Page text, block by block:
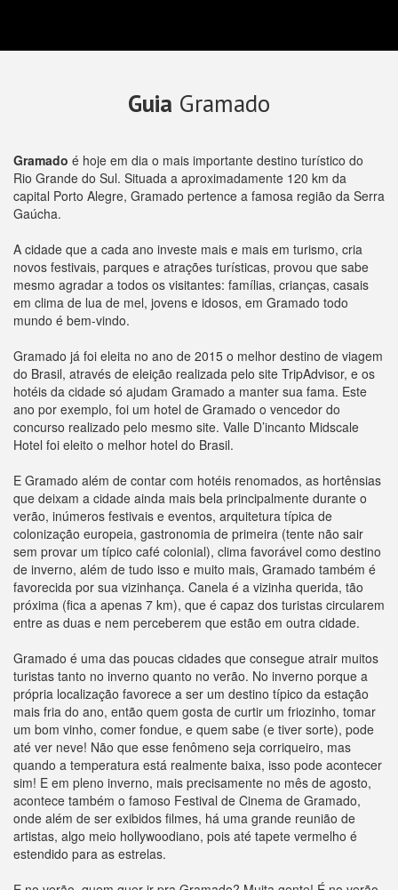
Guia Gramado
Gramado é hoje em dia o mais importante destino turístico do
Rio Grande do Sul. Situada a aproximadamente 120 km da
capital Porto Alegre, Gramado pertence a famosa região da Serra
Gaúcha.
A cidade que a cada ano investe mais e mais em turismo, cria
novos festivais, parques e atrações turísticas, provou que sabe
mesmo agradar a todos os visitantes: famílias, crianças, casais
em clima de lua de mel, jovens e idosos, em Gramado todo
mundo é bem-vindo.
Gramado já foi eleita no ano de 2015 o melhor destino de viagem
do Brasil, através de eleição realizada pelo site TripAdvisor, e os
hotéis da cidade só ajudam Gramado a manter sua fama. Este
ano por exemplo, foi um hotel de Gramado o vencedor do
concurso realizado pelo mesmo site. Valle D’incanto Midscale
Hotel foi eleito o melhor hotel do Brasil.
E Gramado além de contar com hotéis renomados, as hortênsias
que deixam a cidade ainda mais bela principalmente durante o
verão, inúmeros festivais e eventos, arquitetura típica de
colonização europeia, gastronomia de primeira (tente não sair
sem provar um típico café colonial), clima favorável como destino
de inverno, além de tudo isso e muito mais, Gramado também é
favorecida por sua vizinhança. Canela é a vizinha querida, tão
próxima (fica a apenas 7 km), que é capaz dos turistas circularem
entre as duas e nem perceberem que estão em outra cidade.
Gramado é uma das poucas cidades que consegue atrair muitos
turistas tanto no inverno quanto no verão. No inverno porque a
própria localização favorece a ser um destino típico da estação
mais fria do ano, então quem gosta de curtir um friozinho, tomar
um bom vinho, comer fondue, e quem sabe (e tiver sorte), pode
até ver neve! Não que esse fenômeno seja corriqueiro, mas
quando a temperatura está realmente baixa, isso pode acontecer
sim! E em pleno inverno, mais precisamente no mês de agosto,
acontece também o famoso Festival de Cinema de Gramado,
onde além de ser exibidos filmes, há uma grande reunião de
artistas, algo meio hollywoodiano, pois até tapete vermelho é
estendido para as estrelas.